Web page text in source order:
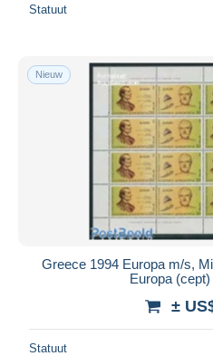
Statuut
Nieuw
Greece 1994 Europa m/s,
Europa
±
Statuut